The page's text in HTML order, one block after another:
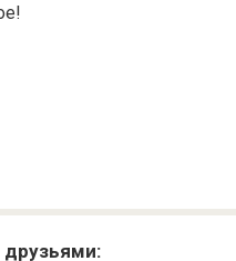
друзьями: